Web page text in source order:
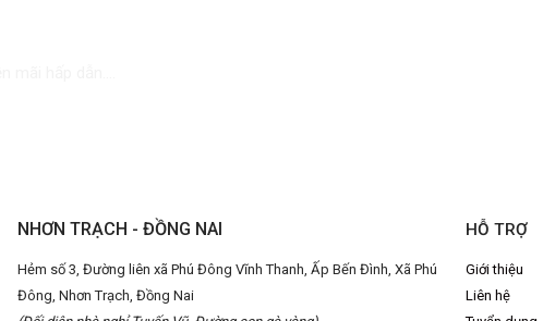
NHƠN TRẠCH - ĐỒNG NAI
Hẻm số 3, Đường liên xã Phú Đông Vĩnh Thanh, Ấp Bến Đình, Xã Phú
Đông, Nhơn Trạch, Đồng Nai
HỖ TRỢ
Giới thiệu
Liên hệ